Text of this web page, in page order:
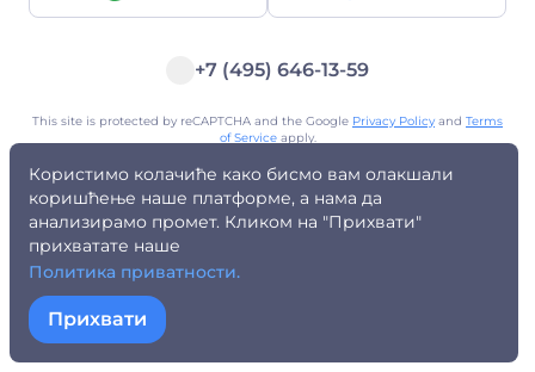
Користимо колачиће како бисмо вам олакшали
коришћење наше платформе, а нама да
анализирамо промет. Кликом на "Прихвати"
прихватате наше
Политика приватности.
Прихвати
+7 (495) 646-13-59
This site is protected by reCAPTCHA and the Google Privacy Policy and Terms
of Serviceapply.
Risk disclosurePrivacy policyTerms of Use Public OfferAML policy
Registered address